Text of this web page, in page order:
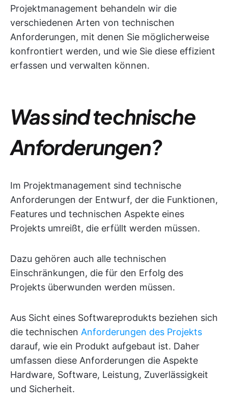
Projektmanagement behandeln wir die
verschiedenen Arten von technischen
Anforderungen, mit denen Sie möglicherweise
konfrontiert werden, und wie Sie diese effizient
erfassen und verwalten können.
Was sind technische
Anforderungen?
Im Projektmanagement sind technische
Anforderungen der Entwurf, der die Funktionen,
Features und technischen Aspekte eines
Projekts umreißt, die erfüllt werden müssen.
Dazu gehören auch alle technischen
Einschränkungen, die für den Erfolg des
Projekts überwunden werden müssen.
Aus Sicht eines Softwareprodukts beziehen sich
die technischen Anforderungen des Projekts
darauf, wie ein Produkt aufgebaut ist. Daher
umfassen diese Anforderungen die Aspekte
Hardware, Software, Leistung, Zuverlässigkeit
und Sicherheit.